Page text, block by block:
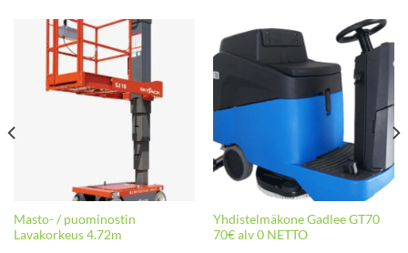
Masto- / puominostin
Lavakorkeus 4.72m
Yhdistelmäkone Gadlee GT70
70€ alv 0 NETTO